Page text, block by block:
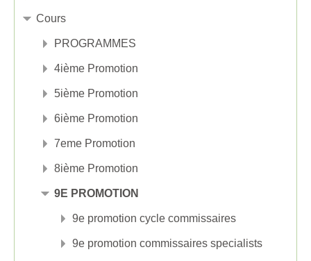
Cours
PROGRAMMES
4ième Promotion
5ième Promotion
6ième Promotion
7eme Promotion
8ième Promotion
9E PROMOTION
9e promotion cycle commissaires
9e promotion commissaires specialists